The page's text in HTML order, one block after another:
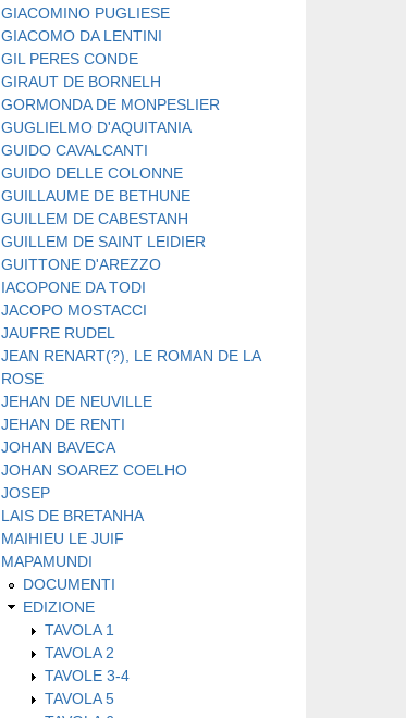
GIACOMINO PUGLIESE
GIACOMO DA LENTINI
GIL PERES CONDE
GIRAUT DE BORNELH
GORMONDA DE MONPESLIER
GUGLIELMO D'AQUITANIA
GUIDO CAVALCANTI
GUIDO DELLE COLONNE
GUILLAUME DE BETHUNE
GUILLEM DE CABESTANH
GUILLEM DE SAINT LEIDIER
GUITTONE D'AREZZO
IACOPONE DA TODI
JACOPO MOSTACCI
JAUFRE RUDEL
JEAN RENART(?), LE ROMAN DE LA
ROSE
JEHAN DE NEUVILLE
JEHAN DE RENTI
JOHAN BAVECA
JOHAN SOAREZ COELHO
JOSEP
LAIS DE BRETANHA
MAIHIEU LE JUIF
MAPAMUNDI
DOCUMENTI
EDIZIONE
TAVOLA 1
TAVOLA 2
TAVOLE 3-4
TAVOLA 5